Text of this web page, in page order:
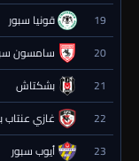
19 قونيا سبور
20 سامسون
21 بشكتاش
22 غازي
23 أيوب سبور